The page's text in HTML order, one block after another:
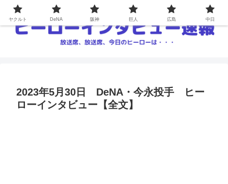
2023年5月30日 DeNA・今永投手 ヒー
ローインタビュー【全文】
ヤクルト DeNA 阪神 巨人 広島 中日